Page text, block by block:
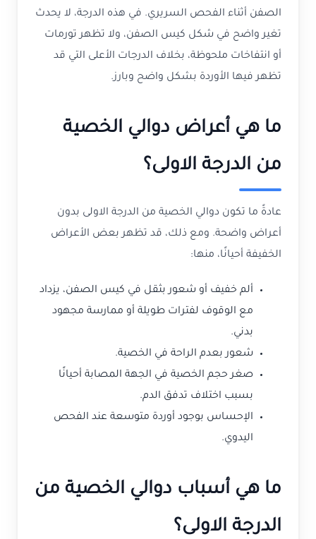
الصفن أثناء الفحص السريري. في هذه الدرجة، لا يحدث
تغير واضح في شكل كيس الصفن، ولا تظهر تورمات
أو انتفاخات ملحوظة، بخلاف الدرجات الأعلى التي قد
تظهر فيها الأوردة بشكل واضح وبارز.
ما هي أعراض دوالي الخصية
من الدرجة الاولى؟
عادةً ما تكون دوالي الخصية من الدرجة الاولى بدون
أعراض واضحة. ومع ذلك، قد تظهر بعض الأعراض
الخفيفة أحيانًا، منها:
ألم خفيف أو شعور بثقل في كيس الصفن، يزداد
مع الوقوف لفترات طويلة أو ممارسة مجهود
بدني.
شعور بعدم الراحة في الخصية.
صغر حجم الخصية في الجهة المصابة أحيانًا
بسبب اختلاف تدفق الدم.
الإحساس بوجود أوردة متوسعة عند الفحص
اليدوي.
ما هي أسباب دوالي الخصية من
الدرجة الاولى؟